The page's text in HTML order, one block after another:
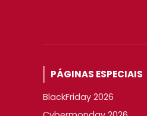
PÁGINAS ESPECIAIS
BlackFriday 2026